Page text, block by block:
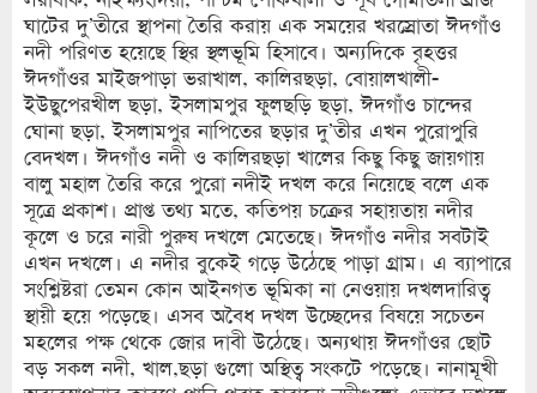
ঘাটের দু’তীরে স্থাপনা তৈরি করায় এক সময়ের খরস্রোতা ঈদগাঁও
নদী পরিণত হয়েছে স্থির স্থলভূমি হিসাবে। অন্যদিকে বৃহত্তর
ঈদগাঁওর মাইজপাড়া ভরাখাল, কালিরছড়া, বোয়ালখালী-
ইউছুপেরখীল ছড়া, ইসলামপুর ফুলছড়ি ছড়া, ঈদগাঁও চান্দের
ঘোনা ছড়া, ইসলামপুর নাপিতের ছড়ার দু’তীর এখন পুরোপুরি
বেদখল। ঈদগাঁও নদী ও কালিরছড়া খালের কিছু কিছু জায়গায়
বালু মহাল তৈরি করে পুরো নদীই দখল করে নিয়েছে বলে এক
সূত্রে প্রকাশ। প্রাপ্ত তথ্য মতে, কতিপয় চক্রের সহায়তায় নদীর
কূলে ও চরে নারী পুরুষ দখলে মেতেছে। ঈদগাঁও নদীর সবটাই
এখন দখলে। এ নদীর বুকেই গড়ে উঠেছে পাড়া গ্রাম। এ ব্যাপারে
সংশ্লিষ্টরা তেমন কোন আইনগত ভূমিকা না নেওয়ায় দখলদারিত্ব
স্থায়ী হয়ে পড়েছে। এসব অবৈধ দখল উচ্ছেদের বিষয়ে সচেতন
মহলের পক্ষ থেকে জোর দাবী উঠেছে। অন্যথায় ঈদগাঁওর ছোট
বড় সকল নদী, খাল,ছড়া গুলো অস্থিত্ব সংকটে পড়েছে। নানামূখী